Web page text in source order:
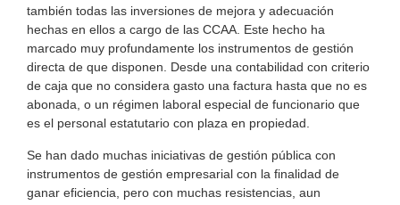
también todas las inversiones de mejora y adecuación
hechas en ellos a cargo de las CCAA. Este hecho ha
marcado muy profundamente los instrumentos de gestión
directa de que disponen. Desde una contabilidad con criterio
de caja que no considera gasto una factura hasta que no es
abonada, o un régimen laboral especial de funcionario que
es el personal estatutario con plaza en propiedad.
Se han dado muchas iniciativas de gestión pública con
instrumentos de gestión empresarial con la finalidad de
ganar eficiencia, pero con muchas resistencias, aun